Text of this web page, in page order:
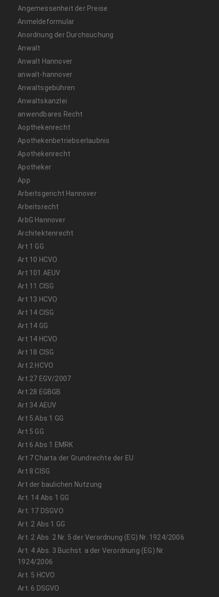
Angemessenheit der Preise
Anmeldeformular
Anordnung der Durchsuchung
Anwalt
Anwalt Hannover
anwalt-hannover
Anwaltsgebühren
Anwaltskanzlei
anwendbares Recht
Aopthekenrecht
Apothekenbetriebserlaubnis
Apothekenrecht
Apotheker
App
Arbeitsgericht Hannover
Arbeitsrecht
ArbG Hannover
Architektenrecht
Art 1 GG
Art 10 HCVO
Art 101 AEUV
Art 11 CISG
Art 13 HCVO
Art 14 CISG
Art 14 GG
Art 14 HCVO
Art 18 CISG
Art 2 HCVO
Art 27 EGV/2007
Art 28 EGBGB
Art 34 AEUV
Art 5 Abs 1 GG
Art 5 GG
Art 6 Abs 1 EMRK
Art 7 Charta der Grundrechte der EU
Art 8 CISG
Art der baulichen Nutzung
Art. 14 Abs 1 GG
Art. 17 DSGVO
Art. 2 Abs 1 GG
Art. 2 Abs. 2 Nr. 5 der Verordnung (EG) Nr. 1924/2006
Art. 4 Abs. 3 Buchst. a der Verordnung (EG) Nr.
1924/2006
Art. 5 HCVO
Art. 6 DSGVO